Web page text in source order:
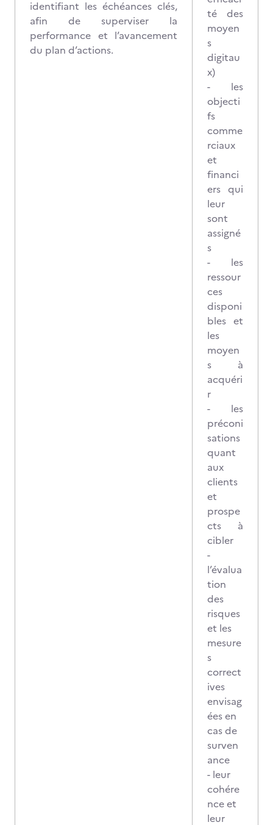
identifiant les échéances clés,
afin de superviser la
performance et l’avancement
du plan d’actions.
té des
moyen
s
digitau
x)
- les
objecti
fs
comme
rciaux
et
financi
ers qui
leur
sont
assigné
s
- les
ressour
ces
disponi
bles et
les
moyen
s à
acquéri
r
- les
préconi
sations
quant
aux
clients
et
prospe
cts à
cibler
-
l’évalua
tion
des
risques
et les
mesure
s
correct
ives
envisag
ées en
cas de
surven
ance
- leur
cohére
nce et
leur